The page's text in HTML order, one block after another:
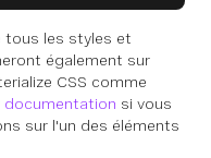
tous les styles et
également sur
CSS comme
documentation si vous
sur l'un des éléments